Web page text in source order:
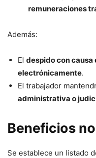
remuneraciones
Además:
El despido con
electrónicamente.
El trabajador
administrativa o
Beneficios
Se establece un listado